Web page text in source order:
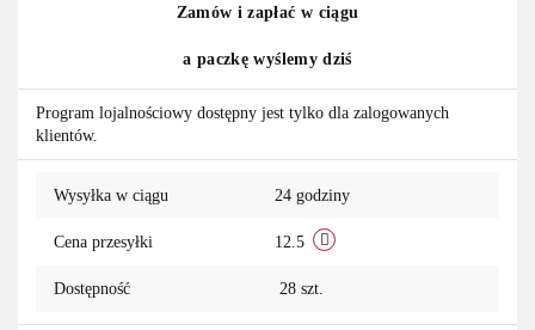
Zamów i zapłać w ciągu
a paczkę wyślemy dziś
Program lojalnościowy dostępny jest tylko dla zalogowanych
klientów.
Wysyłka w ciągu 24 godziny
Cena przesyłki 12.5
Dostępność 28 szt.